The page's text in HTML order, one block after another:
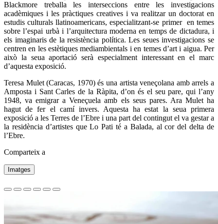
Blackmore treballa les interseccions entre les investigacions
acadèmiques i les pràctiques creatives i va realitzar un doctorat en
estudis culturals llatinoamericans, especialitzant-se primer en temes
sobre l’espai urbà i l’arquitectura moderna en temps de dictadura, i
els imaginaris de la resistència política. Les seues investigacions se
centren en les estètiques mediambientals i en temes d’art i aigua. Per
això la seua aportació serà especialment interessant en el marc
d’aquesta exposició.
Teresa Mulet (Caracas, 1970) és una artista veneçolana amb arrels a
Amposta i Sant Carles de la Ràpita, d’on és el seu pare, qui l’any
1948, va emigrar a Veneçuela amb els seus pares. Ara Mulet ha
hagut de fer el camí invers. Aquesta ha estat la seua primera
exposició a les Terres de l’Ebre i una part del contingut el va gestar a
la residència d’artistes que Lo Pati té a Balada, al cor del delta de
l’Ebre.
Comparteix a
Imatges